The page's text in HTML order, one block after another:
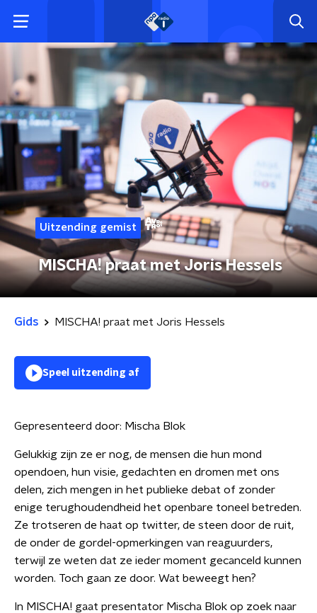
Uitzending gemist
MISCHA! praat met Joris Hessels
Gids MISCHA! praat met Joris Hessels
Speel uitzending af
Gepresenteerd door: Mischa Blok
Gelukkig zijn ze er nog, de mensen die hun mond
opendoen, hun visie, gedachten en dromen met ons
delen, zich mengen in het publieke debat of zonder
enige terughoudendheid het openbare toneel betreden.
Ze trotseren de haat op twitter, de steen door de ruit,
de onder de gordel-opmerkingen van reaguurders,
terwijl ze weten dat ze ieder moment gecanceld kunnen
worden. Toch gaan ze door. Wat beweegt hen?
In MISCHA! gaat presentator Mischa Blok op zoek naar